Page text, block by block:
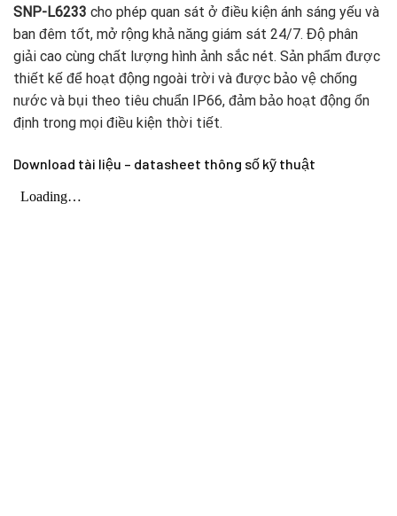
SNP-L6233 cho phép quan sát ở điều kiện ánh sáng yếu và
ban đêm tốt, mở rộng khả năng giám sát 24/7. Độ phân
giải cao cùng chất lượng hình ảnh sắc nét. Sản phẩm được
thiết kế để hoạt động ngoài trời và được bảo vệ chống
nước và bụi theo tiêu chuẩn IP66, đảm bảo hoạt động ổn
định trong mọi điều kiện thời tiết.
Download tài liệu – datasheet thông số kỹ thuật